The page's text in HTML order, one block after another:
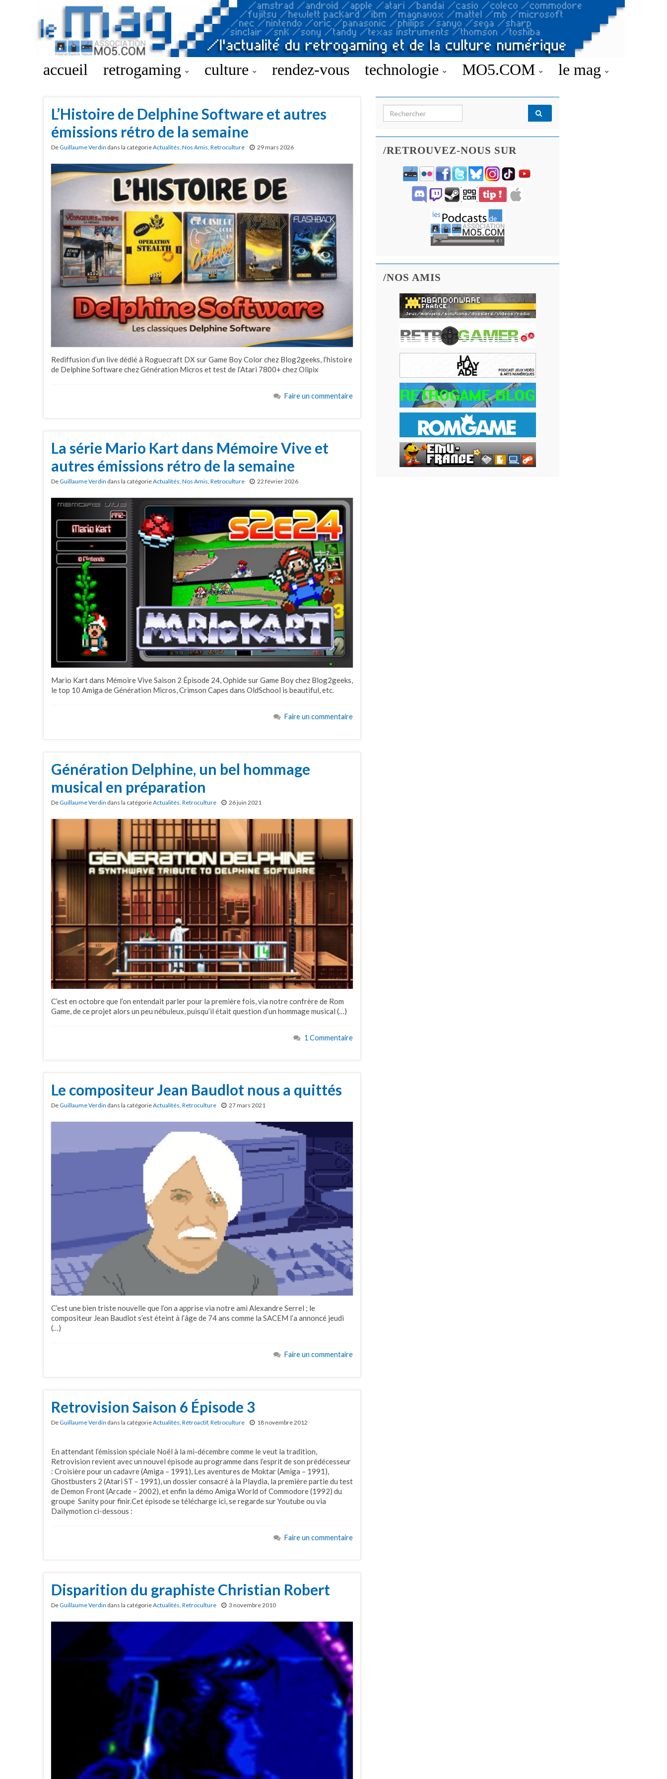
accueil retrogaming culture rendez-vous technologie MO5.COM le mag
L’Histoire de Delphine Software et autres
émissions rétro de la semaine
DeGuillaume Verdin dans la catégorieActualités, Nos Amis, Retroculture 29 mars 2026
Rediffusion d’un live dédié à Roguecraft DX sur Game Boy Color chez Blog2geeks, l’histoire
de Delphine Software chez Génération Micros et test de l’Atari 7800+ chez Olipix
Faire un commentaire
La série Mario Kart dans Mémoire Vive et
autres émissions rétro de la semaine
DeGuillaume Verdin dans la catégorieActualités, Nos Amis, Retroculture 22 février 2026
Mario Kart dans Mémoire Vive Saison 2 Épisode 24, Ophide sur Game Boy chez Blog2geeks,
le top 10 Amiga de Génération Micros, Crimson Capes dans OldSchool is beautiful, etc.
Faire un commentaire
Génération Delphine, un bel hommage
musical en préparation
DeGuillaume Verdin dans la catégorieActualités Retroculture 26 juin 2021
C’est en octobre que l’on entendait parler pour la première fois, via notre confrère de Rom
Game, de ce projet alors un peu nébuleux, puisqu’il était question d’un hommage musical (…)
1 Commentaire
Le compositeur Jean Baudlot nous a quittés
DeGuillaume Verdin dans la catégorieActualités, Retroculture 27 mars 2021
C’est une bien triste nouvelle que l’on a apprise via notre ami Alexandre Serrel ; le
compositeur Jean Baudlot s’est éteint à l’âge de 74 ans comme la SACEM l’a annoncé jeudi
(…)
Faire un commentaire
Retrovision Saison 6 Épisode 3
DeGuillaume Verdin dans la catégorieActualités Rétroactif, Retroculture 18 novembre 2012
En attendant l’émission spéciale Noël à la mi-décembre comme le veut la tradition,
Retrovision revient avec un nouvel épisode au programme dans l’esprit de son prédécesseur
: Croisière pour un cadavre (Amiga – 1991), Les aventures de Moktar (Amiga – 1991),
Ghostbusters 2 (Atari ST – 1991), un dossier consacré à la Playdia, la première partie du test
de Demon Front (Arcade – 2002), et enfin la démo Amiga World of Commodore (1992) du
groupe Sanity pour finir.Cet épisode se télécharge ici, se regarde sur Youtube ou via
Dailymotion ci-dessous :
Faire un commentaire
Disparition du graphiste Christian Robert
DeGuillaume Verdin dans la catégorieActualités, Retroculture 3 novembre 2010
Search for:
/RETROUVEZ-NOUS SUR
/NOS AMIS